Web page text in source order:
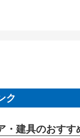
ク
・建具のおすす